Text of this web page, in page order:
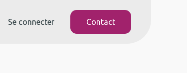
Se connecter Contact